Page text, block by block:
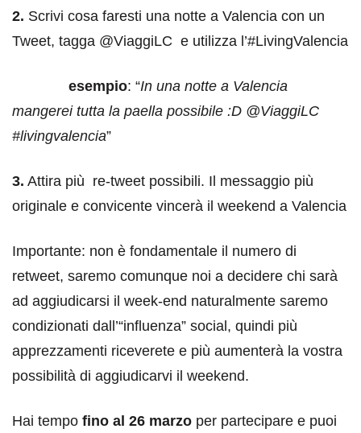
2. Scrivi cosa faresti una notte a Valencia con un
Tweet, tagga @ViaggiLC e utilizza l’#LivingValencia
esempio: “In una notte a Valencia
mangerei tutta la paella possibile :D @ViaggiLC
#livingvalencia”
3. Attira più re-tweet possibili. Il messaggio più
originale e convicente vincerà il weekend a Valencia
Importante: non è fondamentale il numero di
retweet, saremo comunque noi a decidere chi sarà
ad aggiudicarsi il week-end naturalmente saremo
condizionati dall’“influenza” social, quindi più
apprezzamenti riceverete e più aumenterà la vostra
possibilità di aggiudicarvi il weekend.
Hai tempo fino al 26 marzo per partecipare e puoi